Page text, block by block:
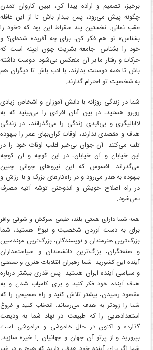
برخیز، تصمیم و اراده پیدا کن، ببین کاروان تمدن
چگونه پیش می‌رود، پس بیدار باش تا از این غافله
عقب نمانی. نخستین پند سقراط این بود که «خود را
بشناس» تو هم‌ فکر کن، برای چه آفریده شده‌ای؟ و
خود را بشناس. جامعه بشریت چون آیینه است که
حرکات و رفتار ما بر آن منعکس می‌شود. دوست داشته
باش تا همه دوستت بدارند، با ادب باش تا دیگران هم
به شخصیت تو احترام گذارند.
شما در زندگی روزانه با دانش آموزان و اشخاص زیادی
روبرو هستید، در بین آنان افرادی را می‌بینید که به
لاابالیگری و بی‌قیدی زندگی را می‌گذرانند، در زندگی
هدف و مقصدی ندارند، اوقات گران‌بهای عمر را بیهوده
تلف می‌کنند. آن جوان بی‌خبر اغلب اوقات خود را در
این خیابان و آن خیابان، در این کوچه و آن کوچه
می‌گذراند. افسوس که این نیروهای جوانی چنین
بیهوده به هدر می‌رود و در راه‌کارهای بزرگ و با ارزش و
در راه اصلاح خویش و اندوختن توشه آتیه مصرف
نمی‌شود.
همه شما دارای همتی بلند، طبعی سرکش و شوقی وافر
برای به دست آوردن شخصیت و نبوغ هستید، شما
بزرگ‌ترین هنرمندان و نویسندگان، بزرگ‌ترین مهندسین
و صنعتگران، بزرگ‌ترین دانشمندان و سیاستمداران
آینده این کشورید. شما رهبران انقلابات هنری و صنعتی
و سیاسی آینده ایران هستید. پس قدری بیشتر درباره
هدف آینده خود فکر کنید و برای کامیاب شدن و به
مقصود رسیدن، بیشتر تلاش کنید و راه صحیحی را که
شما را زودتر به هدف می‌رساند، انتخاب کنید و فروغ
استعدادهایی را که طبیعت در نهاد شما به ودیعت
گذارده و اکنون در حال خاموشی و فراموشی است
بپرورید و از پرتو آن جهان و جهانیان را خیره سازید.